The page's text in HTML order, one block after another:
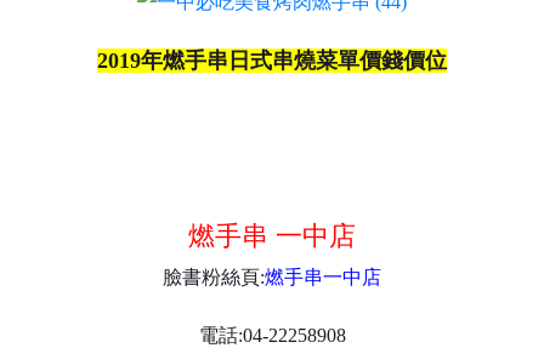
2019年燃手串日式串燒菜單價錢價位
燃手串 一中店
臉書粉絲頁:燃手串一中店
電話:04-22258908